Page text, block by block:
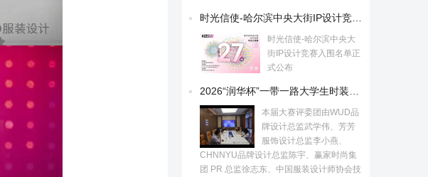
时光信使-哈尔滨中央大
街IP设计竞赛入围名单正
式公布
本届大赛评委团由WUD品
牌设计总监武学伟、芳芳
服饰设计总监李小燕、
CHNNYU品牌设计总监陈宇、赢家时尚集
团 PR 总监徐志东、中国服装设计师协会技